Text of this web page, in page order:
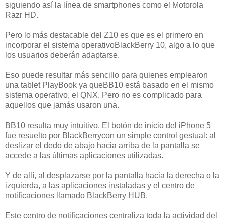
siguiendo así la línea de smartphones como el Motorola
Razr HD.
Pero lo más destacable del Z10 es que es el primero en
incorporar el sistema operativoBlackBerry 10, algo a lo que
los usuarios deberán adaptarse.
Eso puede resultar más sencillo para quienes emplearon
una tablet PlayBook ya queBB10 está basado en el mismo
sistema operativo, el QNX. Pero no es complicado para
aquellos que jamás usaron una.
BB10 resulta muy intuitivo. El botón de inicio del iPhone 5
fue resuelto por BlackBerrycon un simple control gestual: al
deslizar el dedo de abajo hacia arriba de la pantalla se
accede a las últimas aplicaciones utilizadas.
Y de allí, al desplazarse por la pantalla hacia la derecha o la
izquierda, a las aplicaciones instaladas y el centro de
notificaciones llamado BlackBerry HUB.
Este centro de notificaciones centraliza toda la actividad del